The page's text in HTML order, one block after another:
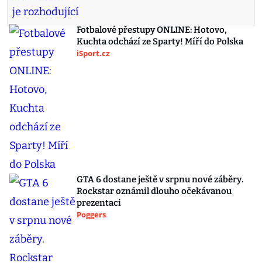
Fotbalové přestupy ONLINE: Hotovo,
Kuchta odchází ze Sparty! Míří do Polska
iSport.cz
GTA 6 dostane ještě v srpnu nové záběry.
Rockstar oznámil dlouho očekávanou
prezentaci
Poggers